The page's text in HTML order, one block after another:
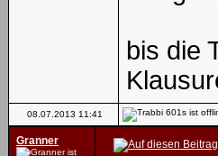
bis die
08.07.2013 11:41
Granner